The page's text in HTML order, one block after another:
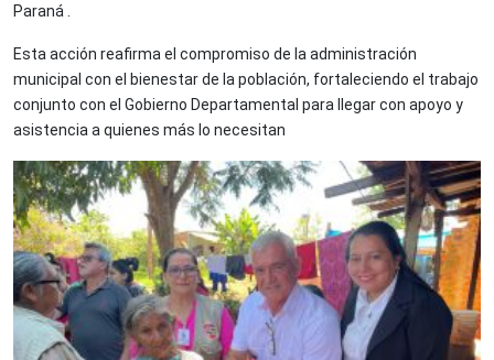
Paraná .
Esta acción reafirma el compromiso de la administración
municipal con el bienestar de la población, fortaleciendo el trabajo
conjunto con el Gobierno Departamental para llegar con apoyo y
asistencia a quienes más lo necesitan